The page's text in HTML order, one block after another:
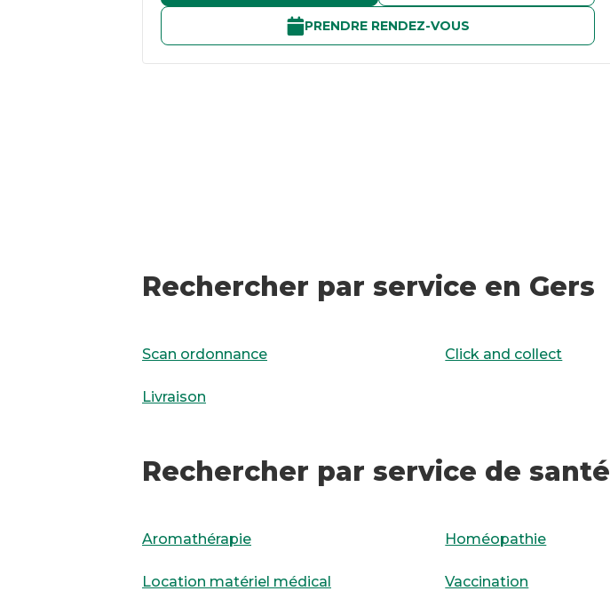
PRENDRE RENDEZ-VOUS
Rechercher par service en Gers
Scan ordonnance Click and collect
Livraison
Rechercher par service de santé
Aromathérapie Homéopathie
Location matériel médical Vaccination